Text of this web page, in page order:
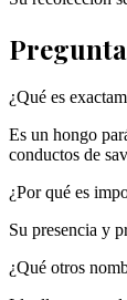
¿Qué es
Es un hongo
conductos de
¿Por qué es
Su presencia y
¿Qué otros